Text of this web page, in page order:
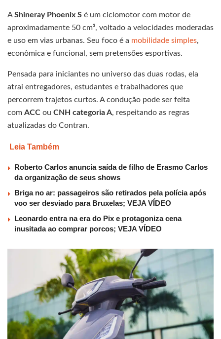
AShineray Phoenix S é um ciclomotor com motor de
aproximadamente 50 cm³, voltado a velocidades moderadas
e uso em vias urbanas. Seu foco é a mobilidade simples,
econômica e funcional, sem pretensões esportivas.
Pensada para iniciantes no universo das duas rodas, ela
atrai entregadores, estudantes e trabalhadores que
percorrem trajetos curtos. A condução pode ser feita
com ACC ou CNH categoria A, respeitando as regras
atualizadas do Contran.
Leia Também
Roberto Carlos anuncia saída de filho de Erasmo Carlos
da organização de seus shows
Briga no ar: passageiros são retirados pela polícia após
voo ser desviado para Bruxelas; VEJA VÍDEO
Leonardo entra na era do Pix e protagoniza cena
inusitada ao comprar porcos; VEJA VÍDEO